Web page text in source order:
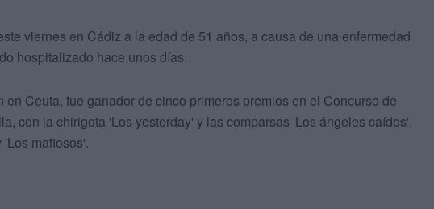
viernes en Cádiz a la edad de 51 años, a causa de una enfermedad
hospitalizado hace unos días.
en Ceuta, fue ganador de cinco primeros premios en el Concurso de
con la chirigota 'Los yesterday' y las comparsas 'Los ángeles caídos',
mafiosos'.